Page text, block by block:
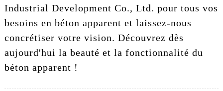
Industrial Development Co., Ltd. pour tous vos
besoins en béton apparent et laissez-nous
concrétiser votre vision. Découvrez dès
aujourd'hui la beauté et la fonctionnalité du
béton apparent !